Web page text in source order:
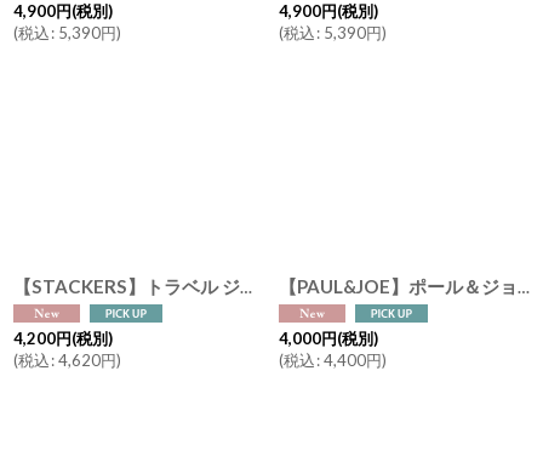
4,900円(税別)
(税込: 5,390円)
4,900円(税別)
(税込: 5,390円)
【STACKERS】トラベル ジュエリーボックス S+ エスプラス travel S+ Grey&Turquoise ペブルグレー＆ターコイズ スタッカーズ ロンドン
4,200円(税別)
(税込:4,620円)
【PAUL&JOE】ポール＆ジョー 充電式 モバイルハンディファン ミニ扇風機 猫 (スマホスタンド/ミラー付き/ 5段階風量切替) 充電用USBケーブル付き
4,000円(税別)
(税込:4,400円)